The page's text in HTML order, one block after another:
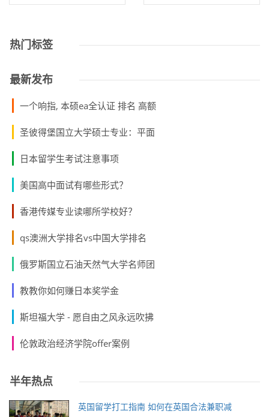
热门标签
最新发布
一个响指, 本硕ea全认证 排名 高额
圣彼得堡国立大学硕士专业：平面
日本留学生考试注意事项
美国高中面试有哪些形式？
香港传媒专业读哪所学校好？
qs澳洲大学排名vs中国大学排名
俄罗斯国立石油天然气大学名师团
教教你如何赚日本奖学金
斯坦福大学 - 愿自由之风永远吹拂
伦敦政治经济学院offer案例
半年热点
英国留学打工指南 如何在英国合法兼职减